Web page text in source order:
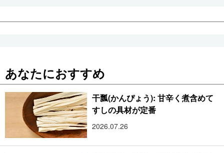
あなたにおすすめ
干瓢(かんぴょう): 甘辛く煮含めて
すしの具材が定番
2026.07.26